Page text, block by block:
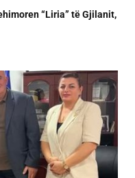
“Liria” të Gjilanit,